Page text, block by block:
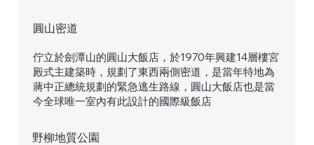
佇立於劍潭山的圓山大飯店，於1970年興建14層樓宮
殿式主建築時，規劃了東西兩側密道，是當年特地為
蔣中正總統規劃的緊急逃生路線，圓山大飯店也是當
今全球唯一室內有此設計的國際級飯店
圓山密道
野柳地質公園